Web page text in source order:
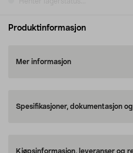
Produktinformasjon
Mer informasjon
Spesifikasjoner, dokumentasjon
Kjøpsinformasjon, leveranser og